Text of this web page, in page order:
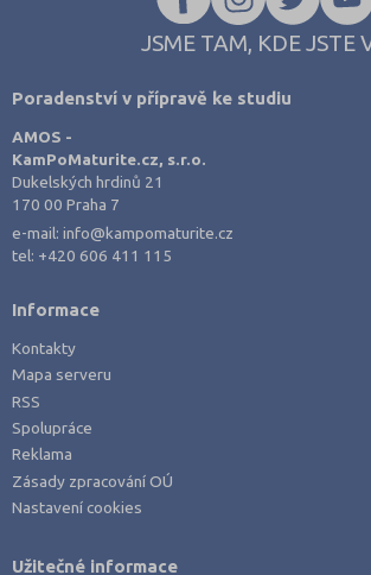
JSME TAM, KDE JSTE
Poradenství v přípravě ke studiu
AMOS -
KamPoMaturite.cz, s.r.o.
Dukelských hrdinů 21
170 00 Praha 7
e-mail:info@kampomaturite.cz
tel: +420 606 411 115
Informace
Kontakty
Mapa serveru
RSS
Spolupráce
Reklama
Zásady zpracování OÚ
Nastavení cookies
Užitečné informace